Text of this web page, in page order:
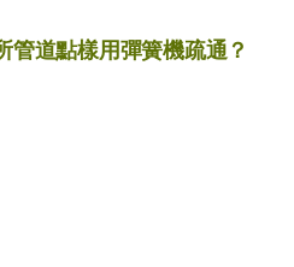
管道點樣用彈簧機疏通？